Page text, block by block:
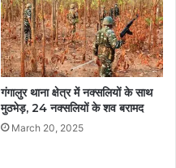
गंगालुर थाना क्षेत्र में नक्सलियों के साथ
मुठभेड़, 24 नक्सलियों के शव बरामद
March 20, 2025